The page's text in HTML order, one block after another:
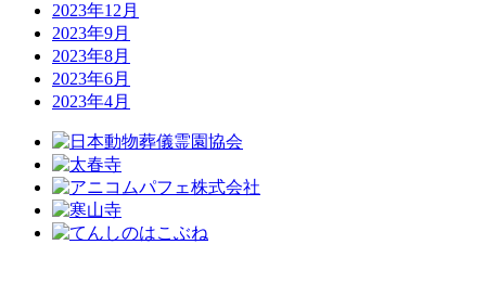
2023年12月
2023年9月
2023年8月
2023年6月
2023年4月